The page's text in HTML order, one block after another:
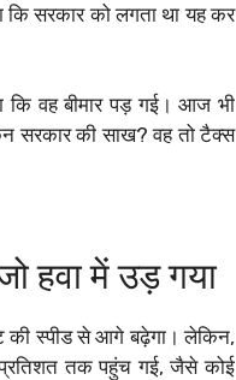
कि सरकार को लगता था यह कर
कि वह बीमार पड़ गई। आज भी
सरकार की साख? वह तो टैक्स
हवा में उड़ गया
की स्पीड से आगे बढ़ेगा। लेकिन,
प्रतिशत तक पहुंच गई, जैसे कोई